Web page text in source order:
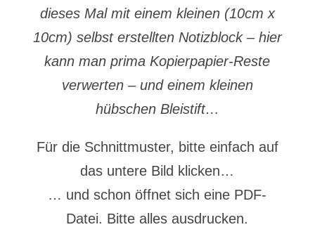
dieses Mal mit einem kleinen (10cm x
10cm) selbst erstellten Notizblock – hier
kann man prima Kopierpapier-Reste
verwerten – und einem kleinen
hübschen Bleistift…
Für die Schnittmuster, bitte einfach auf
das untere Bild klicken…
… und schon öffnet sich eine PDF-
Datei. Bitte alles ausdrucken.